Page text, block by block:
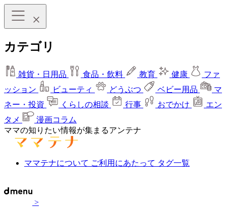
カテゴリ
雑貨・日用品 食品・飲料 教育 健康
ファ
ッション
ビューティ どうぶつ ベビー用品
マ
ネー・投資
くらしの相談 行事 おでかけ
エン
タメ
漫画コラム
ママの知りたい情報が集まるアンテナ
ママテナについて ご利用にあたって タグ一覧
>